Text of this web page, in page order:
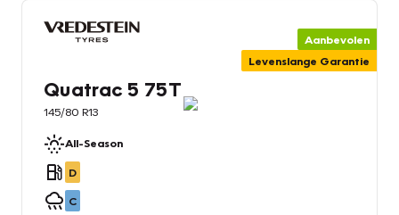
Aanbevolen
Levenslange Garantie
Quatrac 5 75T
145/80 R13
All-Season
D
C